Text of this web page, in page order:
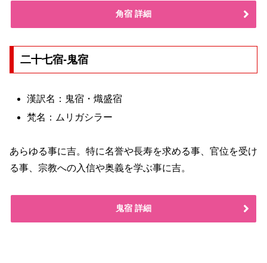
角宿 詳細
二十七宿-鬼宿
漢訳名：鬼宿・熾盛宿
梵名：ムリガシラー
あらゆる事に吉。特に名誉や長寿を求める事、官位を受け
る事、宗教への入信や奥義を学ぶ事に吉。
鬼宿 詳細